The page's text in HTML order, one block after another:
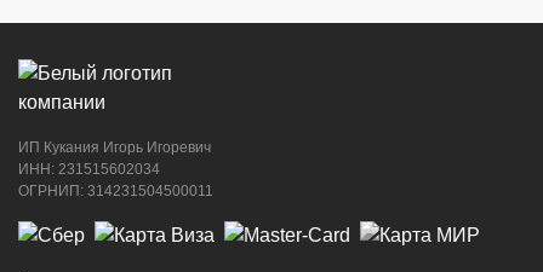
ИП Кукания Игорь Игоревич
ИНН: 231515602034
ОГРНИП: 314231504500011